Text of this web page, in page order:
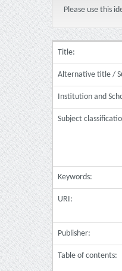
Please use this
Title:
Alternative title /
Institution and
Subject
Keywords:
URI:
Publisher:
Table of contents: